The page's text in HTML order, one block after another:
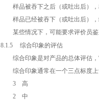
样品被吞下之后（或吐出后），
样品已经被吞下（或吐出后），
某些情况下，可能要求评价员鉴
8.1.5
综合印象的评估
综合印象是对产品的总体评估，
综合印象通常在一个三点标度上
3 高
2 中